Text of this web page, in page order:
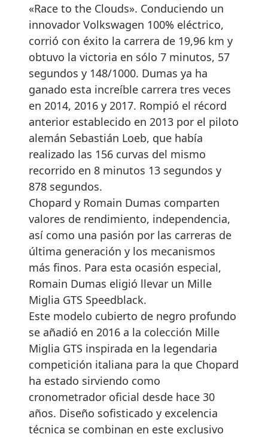
«Race to the Clouds». Conduciendo un
innovador Volkswagen 100% eléctrico,
corrió con éxito la carrera de 19,96 km y
obtuvo la victoria en sólo 7 minutos, 57
segundos y 148/1000. Dumas ya ha
ganado esta increíble carrera tres veces
en 2014, 2016 y 2017. Rompió el récord
anterior establecido en 2013 por el piloto
alemán Sebastián Loeb, que había
realizado las 156 curvas del mismo
recorrido en 8 minutos 13 segundos y
878 segundos.
Chopard y Romain Dumas comparten
valores de rendimiento, independencia,
así como una pasión por las carreras de
última generación y los mecanismos
más finos. Para esta ocasión especial,
Romain Dumas eligió llevar un Mille
Miglia GTS Speedblack.
Este modelo cubierto de negro profundo
se añadió en 2016 a la colección Mille
Miglia GTS inspirada en la legendaria
competición italiana para la que Chopard
ha estado sirviendo como
cronometrador oficial desde hace 30
años. Diseño sofisticado y excelencia
técnica se combinan en este exclusivo